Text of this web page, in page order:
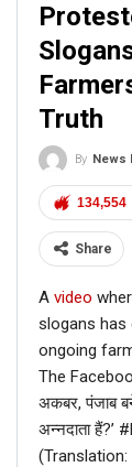
Truth
By News
134,554
Share
A video
slogans has
ongoing
The
अकबर, पंजाब
अन्नदाता